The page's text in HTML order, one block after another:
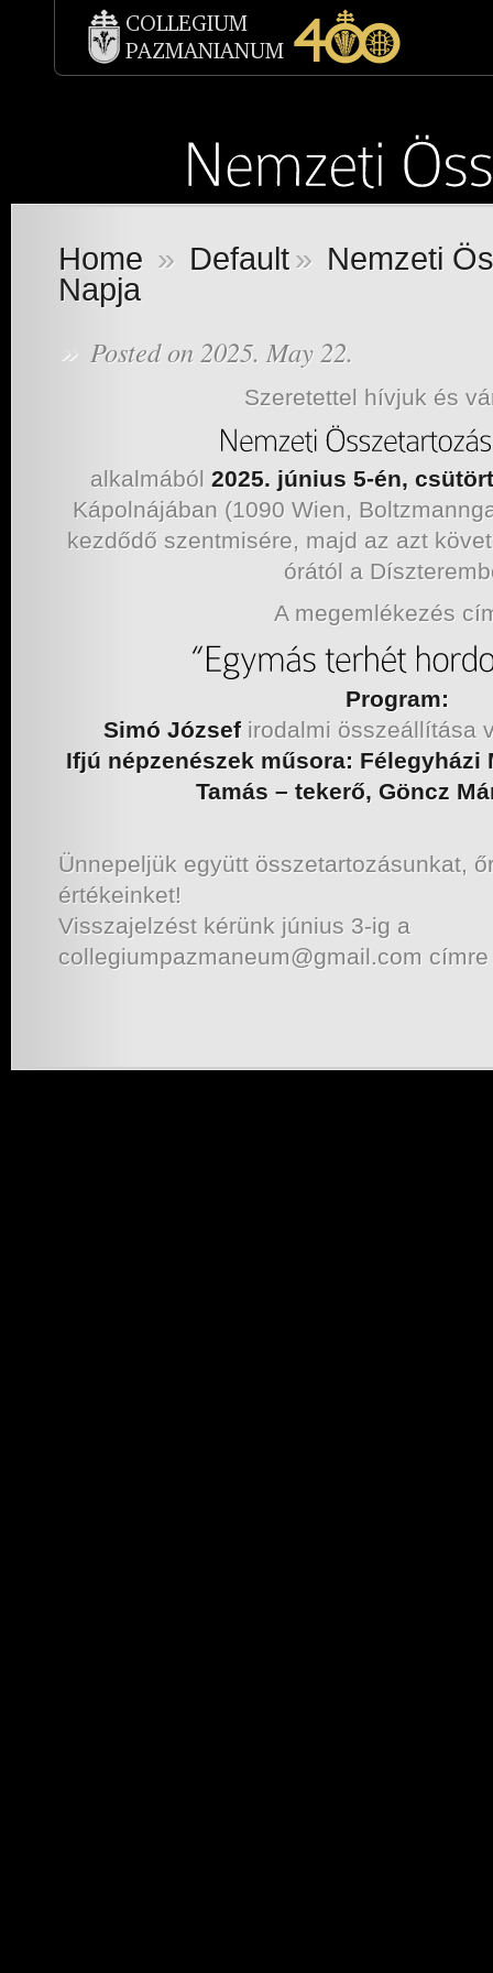
Home » Default» Nemzeti
Napja
» Posted on 2025. May 22.
Szeretettel hívjuk és
alkalmából 2025. június 5-én,
Kápolnájában (1090 Wien,
kezdődő szentmisére, majd az azt
órától a
A megemlékezés
Program:
Simó Józsefirodalmi összeállítása
Ifjú népzenészek műsora: Félegyházi
Tamás – tekerő, Göncz
Ünnepeljük együtt összetartozásunkat,
értékeinket!
Visszajelzést kérünk június 3-ig a
collegiumpazmaneum@gmail.com címre